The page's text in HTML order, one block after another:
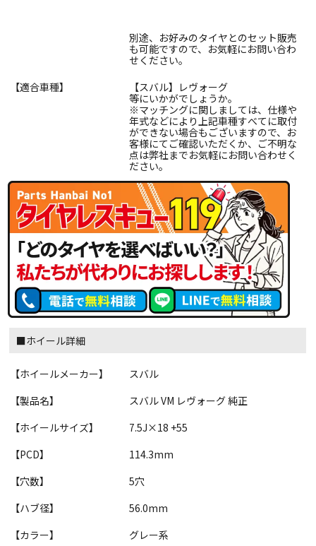
別途、お好みのタイヤとのセット販売
も可能ですので、お気軽にお問い合わ
せください。
【適合車種】
【スバル】レヴォーグ
等にいかがでしょうか。
※マッチングに関しましては、仕様や
年式などにより上記車種すべてに取付
ができない場合もございますので、お
客様にてご確認いただくか、ご不明な
点は弊社までお気軽にお問い合わせく
ださい。
■ホイール詳細
【ホイールメーカー】
スバル
【製品名】
スバル VM レヴォーグ 純正
【ホイールサイズ】
7.5J×18 +55
【PCD】
114.3mm
【穴数】
5穴
【ハブ径】
56.0mm
【カラー】
グレー系